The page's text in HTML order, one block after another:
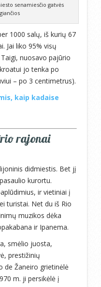
senamiesčio gatvės
1000 salų, iš kurių 67
Jai liko 95% visų
nuosavo pajūrio
jo tenka po
– po 3 centimetrus).
kaip kadaise
rajonai
didmiestis. Bet jį
kurortu.
ir vietiniai į
turistai. Net du iš Rio
muzikos dėka
ir Ipanema.
smėlio juosta,
prestižinių
de Žaneiro grietinėlė
m. ji persikėlė į